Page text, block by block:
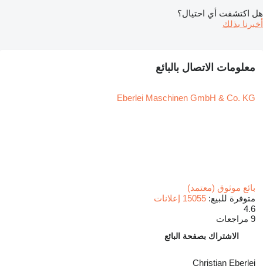
هل اكتشفت أي احتيال؟
أخبرنا بذلك
معلومات الاتصال بالبائع
Eberlei Maschinen GmbH & Co. KG
بائع موثوق (معتمد)
متوفرة للبيع: 15055 إعلانات
4.6
9 مراجعات
الاشتراك بصفحة البائع
Christian Eberlei